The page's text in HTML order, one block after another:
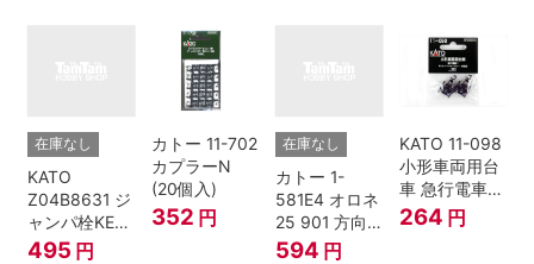
在庫なし
KATO
Z04B8631 ジ
ャンパ栓KE76
濃青 ランナー
495 円
カトー 11-702
カプラーN
(20個入)
352 円
在庫なし
カトー 1-
581E4 オロネ
25 901 方向
幕 4両分
594 円
KATO 11-098
小形車両用台
車 急行電車1
Bトレインシ
ョーティー 対
264 円